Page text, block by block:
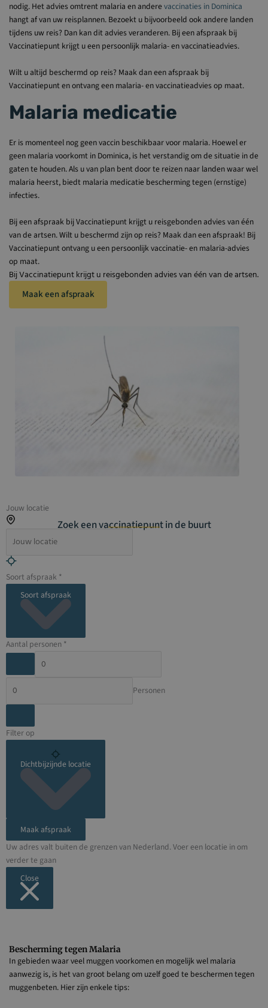
nodig. Het advies omtrent malaria en anderevaccinaties in Dominica
hangt af van uw reisplannen. Bezoekt u bijvoorbeeld ook andere landen
tijdens uw reis? Dan kan dit advies veranderen. Bij een afspraak bij
Vaccinatiepunt krijgt u een persoonlijk malaria- en vaccinatieadvies.
Wilt u altijd beschermd op reis? Maak dan een afspraak bij
Vaccinatiepunt en ontvang een malaria- en vaccinatieadvies op maat.
Malaria medicatie
Er is momenteel nog geen vaccin beschikbaar voor malaria. Hoewel er
geen malaria voorkomt in Dominica, is het verstandig om de situatie in de
gaten te houden. Als u van plan bent door te reizen naar landen waar wel
malaria heerst, biedt malaria medicatie bescherming tegen (ernstige)
infecties.
Bij een afspraak bij Vaccinatiepunt krijgt u reisgebonden advies van één
van de artsen. Wilt u beschermd zijn op reis? Maak dan een afspraak! Bij
Vaccinatiepunt ontvang u een persoonlijk vaccinatie- en malaria-advies
op maat.
Bij Vaccinatiepunt krijgt u reisgebonden advies van één van de artsen.
Maak een afspraak
Zoek een vaccinatiepunt in de buurt
Jouw locatie
Soort afspraak *
Soort afspraak
Aantal personen *
Personen
Filter op
Dichtbijzijnde locatie
Maak afspraak
Uw adres valt buiten de grenzen van Nederland. Voer een locatie in om
verder te gaan
Close
Bescherming tegen Malaria
In gebieden waar veel muggen voorkomen en mogelijk wel malaria
aanwezig is, is het van groot belang om uzelf goed te beschermen tegen
muggenbeten. Hier zijn enkele tips: